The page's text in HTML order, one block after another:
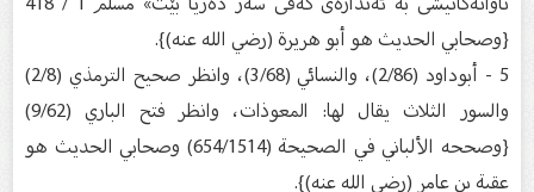
{وصحابي الحديث هو أبو هريرة (رضي الله عنه)}.
5 - أبوداود (2/86)، والنسائي (3/68)، وانظر صحيح الترمذي (2/8)
والسور الثلاث يقال لها: المعوذات، وانظر فتح الباري (9/62)
{وصححه الألباني في الصحيحة (654/1514) وصحابي الحديث هو
عقبة بن عامر (رضي الله عنه)}.